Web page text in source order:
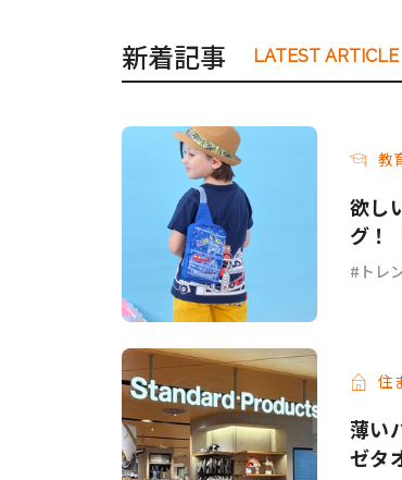
新着記事 LATEST ARTICLE
教
欲し
グ！
トレ
住
薄い
ゼタ